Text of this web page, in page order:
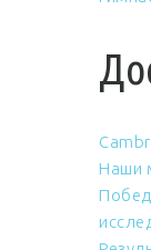
Наши